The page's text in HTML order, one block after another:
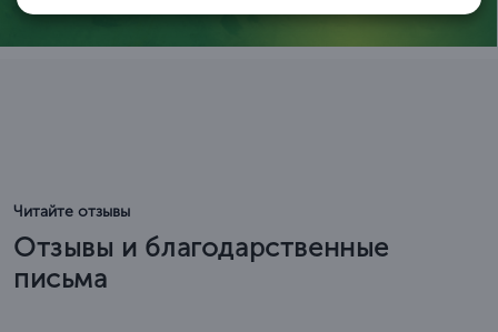
Читайте отзывы
Отзывы и благодарственные
письма